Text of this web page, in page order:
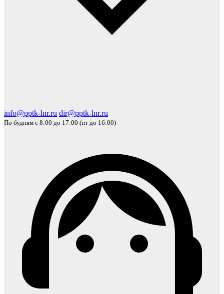
info@pptk-lnr.ru dir@pptk-lnr.ru
По будням с 8:00 до 17:00 (пт до 16:00)